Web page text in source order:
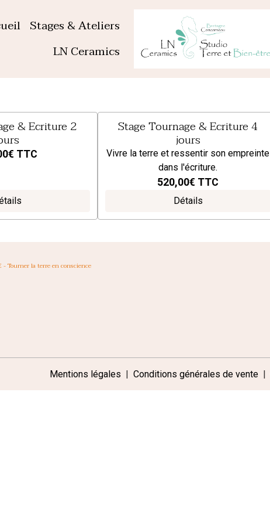
Stages & Ateliers
LN Ceramics
& Ecriture 2
TTC
Stage Tournage & Ecriture 4
jours
Vivre la terre et ressentir son empreinte
dans l'écriture.
520,00€ TTC
Détails
- Tourner la terre en conscience
Mentions légales Conditions générales de vente